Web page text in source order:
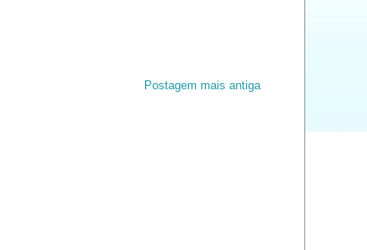
Postagem mais antiga